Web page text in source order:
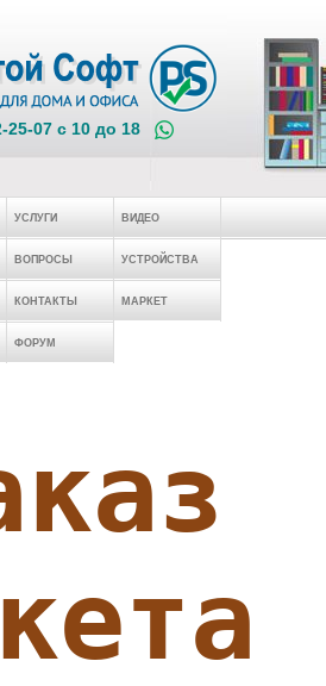
25-07 c 10 до 18
УСЛУГИ ВИДЕО
ВОПРОСЫ УСТРОЙСТВА
КОНТАКТЫ МАРКЕТ
ФОРУМ